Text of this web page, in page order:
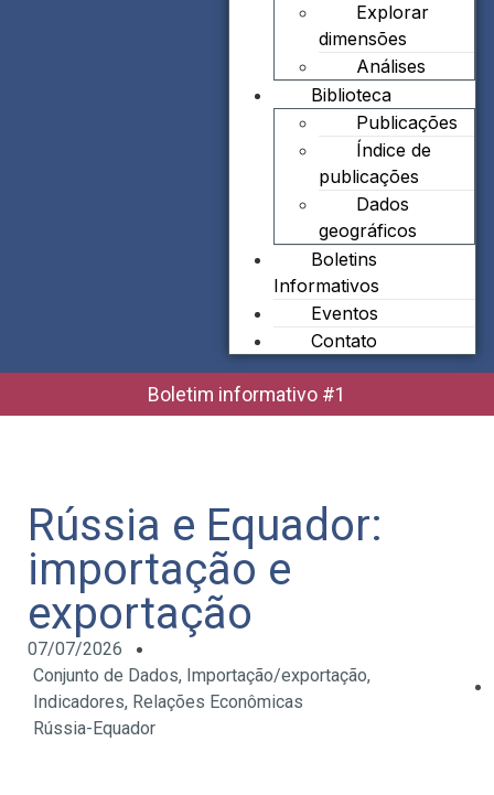
Explorar
dimensões
Análises
Biblioteca
Publicações
Índice de
publicações
Dados
geográficos
Boletins
Informativos
Eventos
Contato
Boletim informativo #1
Rússia e Equador:
importação e
exportação
07/07/2026
Conjunto de Dados, Importação/exportação,
Indicadores, Relações Econômicas
Rússia-Equador